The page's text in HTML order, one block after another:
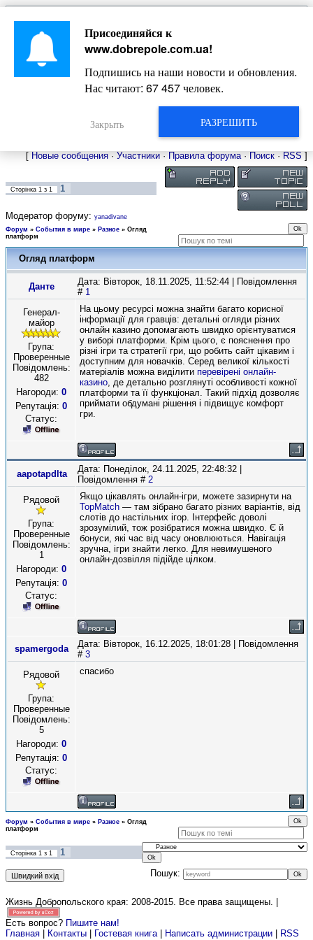
Главная
Новости
Довідкова
Фото
Оголошення
Видео
Жизнь Добропольского края
[ Новые сообщения · Участники · Правила форума· Поиск · RSS ]
Сторінка 1 з 1 1
Модератор форуму: yanadivane
Форум » События в мире » Разное » Огляд
платформ
Огляд платформ
Данте
Дата: Вівторок, 18.11.2025, 11:52:44 | Повідомлення
# 1
Генерал-
майор
Група:
Проверенные
Повідомлень:
482
Нагороди: 0
Репутація: 0
Статус:
На цьому ресурсі можна знайти багато корисної
інформації для гравців: детальні огляди різних
онлайн казино допомагають швидко орієнтуватися
у виборі платформи. Крім цього, є пояснення про
різні ігри та стратегії гри, що робить сайт цікавим і
доступним для новачків. Серед великої кількості
матеріалів можна виділити перевірені онлайн-
казино, де детально розглянуті особливості кожної
платформи та її функціонал. Такий підхід дозволяє
приймати обдумані рішення і підвищує комфорт
гри.
aapotapdlta
Дата: Понеділок, 24.11.2025, 22:48:32 |
Повідомлення # 2
Рядовой
Група:
Проверенные
Повідомлень:
1
Нагороди: 0
Репутація: 0
Статус:
Якщо цікавлять онлайн-ігри, можете зазирнути на
TopMatch — там зібрано багато різних варіантів, від
слотів до настільних ігор. Інтерфейс доволі
зрозумілий, тож розібратися можна швидко. Є й
бонуси, які час від часу оновлюються. Навігація
зручна, ігри знайти легко. Для невимушеного
онлайн-дозвілля підійде цілком.
spamergoda
Дата: Вівторок, 16.12.2025, 18:01:28 | Повідомлення
# 3
Рядовой
Група:
Проверенные
Повідомлень:
5
Нагороди: 0
Репутація: 0
Статус:
спасибо
Форум » События в мире » Разное » Огляд
платформ
Сторінка 1 з 1
1
Пошук:
Жизнь Добропольского края: 2008-2015. Все права защищены. |
Есть вопрос? Пишите нам!
Главная
Контакты Гостевая книга| Написать администрации RSS
Присоединяйся к
www.dobrepole.com.ua!
Подпишись на наши новости и обновления.
Нас читают: 67 457человек.
РАЗРЕШИТЬ
Закрыть